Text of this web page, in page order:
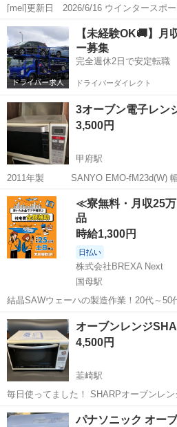
[mel]更新日 2026/6/16 ウインタースポ
NETです スキー、スノボ等のリユース
山梨 甲府市 南甲府駅 キッチ
【未経験OK🚚】月
ー募集
完全週休2日で安定転職
ドライバーダイレクト
3オーブン電子レン
3,500円
甲府駅
2011年製 SANYO EMO-fM23d(W) 幅490mm 奥行き377mm 高さ
320mm
山梨 甲府市 甲府駅 キッチン
≪寮無料・月収25
品
時給1,300円
日払い
株式会社BREXA Next
国母駅
結晶SAWウェーハの製造作業！20代～
120日＆土日祝休み！クリーンルーム内
◎正社員登用制度あり！マイカー通勤可！
人気の工場のお仕事 ◇結晶...
山梨 国母駅 その他
オーブンレンジ
4,500円
韮崎駅
毎日使ってました！ SHARPオーブンレ
有り 問題無く使用できます。
山梨 韮崎市 韮崎駅 キッチン
パナソニック オー